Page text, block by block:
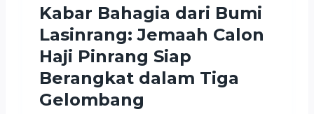
Kabar Bahagia dari Bumi
Lasinrang: Jemaah Calon
Haji Pinrang Siap
Berangkat dalam Tiga
Gelombang